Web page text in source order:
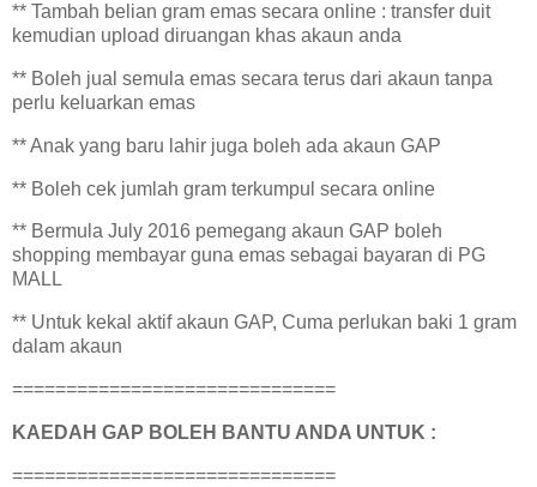
** Tambah belian gram emas secara online : transfer duit
kemudian upload diruangan khas akaun anda
** Boleh jual semula emas secara terus dari akaun tanpa
perlu keluarkan emas
** Anak yang baru lahir juga boleh ada akaun GAP
** Boleh cek jumlah gram terkumpul secara online
** Bermula July 2016 pemegang akaun GAP boleh
shopping membayar guna emas sebagai bayaran di PG
MALL
** Untuk kekal aktif akaun GAP, Cuma perlukan baki 1 gram
dalam akaun
==============================
KAEDAH GAP BOLEH BANTU ANDA UNTUK :
==============================